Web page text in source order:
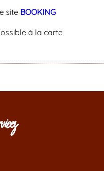
site BOOKING
à la carte